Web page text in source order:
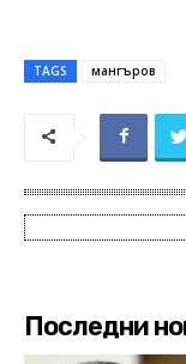
TAGS мангъров
Последни